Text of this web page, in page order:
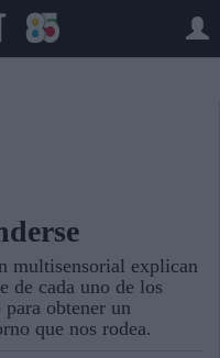
multisensorial explican
de cada uno de los
obtener un
que nos rodea.